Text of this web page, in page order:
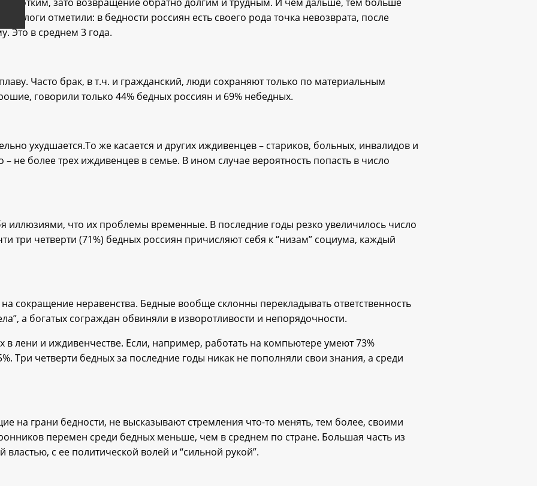
отметили: в бедности россиян есть своего рода точка невозврата, после
Это в среднем 3 года.
Часто брак, в т.ч. и гражданский, люди сохраняют только по материальным
говорили только 44% бедных россиян и 69% небедных.
ухудшается.То же касается и других иждивенцев – стариков, больных, инвалидов и
более трех иждивенцев в семье. В ином случае вероятность попасть в число
иллюзиями, что их проблемы временные. В последние годы резко увеличилось число
три четверти (71%) бедных россиян причисляют себя к “низам” социума, каждый
сокращение неравенства. Бедные вообще склонны перекладывать ответственность
а богатых сограждан обвиняли в изворотливости и непорядочности.
лени и иждивенчестве. Если, например, работать на компьютере умеют 73%
Три четверти бедных за последние годы никак не пополняли свои знания, а среди
на грани бедности, не высказывают стремления что-то менять, тем более, своими
перемен среди бедных меньше, чем в среднем по стране. Большая часть из
с ее политической волей и “сильной рукой”.